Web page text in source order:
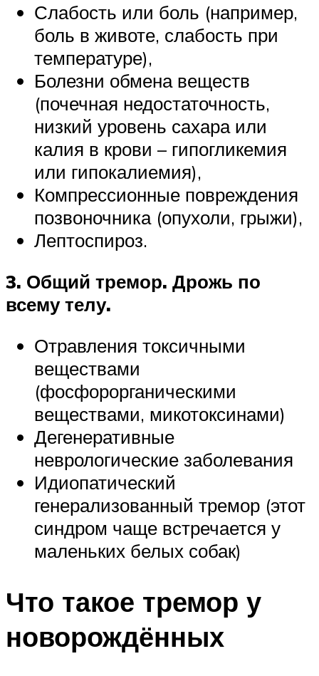
Слабость или боль (например,
боль в животе, слабость при
температуре),
Болезни обмена веществ
(почечная недостаточность,
низкий уровень сахара или
калия в крови – гипогликемия
или гипокалиемия),
Компрессионные повреждения
позвоночника (опухоли, грыжи),
Лептоспироз.
3. Общий тремор. Дрожь по
всему телу.
Отравления токсичными
веществами
(фосфорорганическими
веществами, микотоксинами)
Дегенеративные
неврологические заболевания
Идиопатический
генерализованный тремор (этот
синдром чаще встречается у
маленьких белых собак)
Что такое тремор у
новорождённых